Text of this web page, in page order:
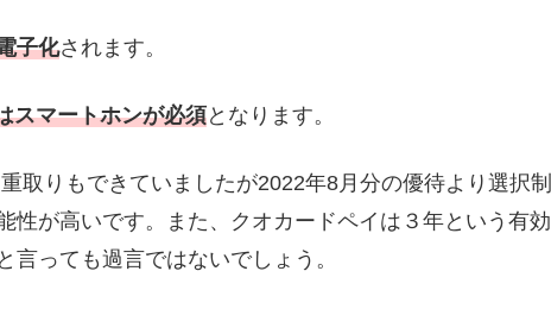
子化されます。
スマートホンが必須となります。
取りもできていましたが2022年8月分の優待より選択制
性が高いです。また、クオカードペイは３年という有効
っても過言ではないでしょう。